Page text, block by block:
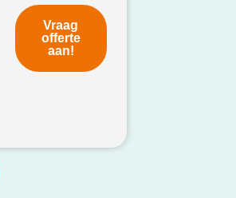
Vraag
offerte
aan!